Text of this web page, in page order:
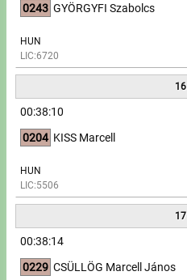
0243 GYÖRGYFI Szabolcs
HUN
LIC:6720
16
00:38:10
0204 KISS Marcell
HUN
LIC:5506
17
00:38:14
0229 CSÜLLÖG Marcell János